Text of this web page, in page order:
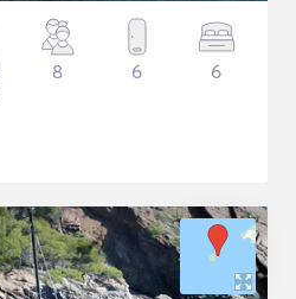
8 6 6